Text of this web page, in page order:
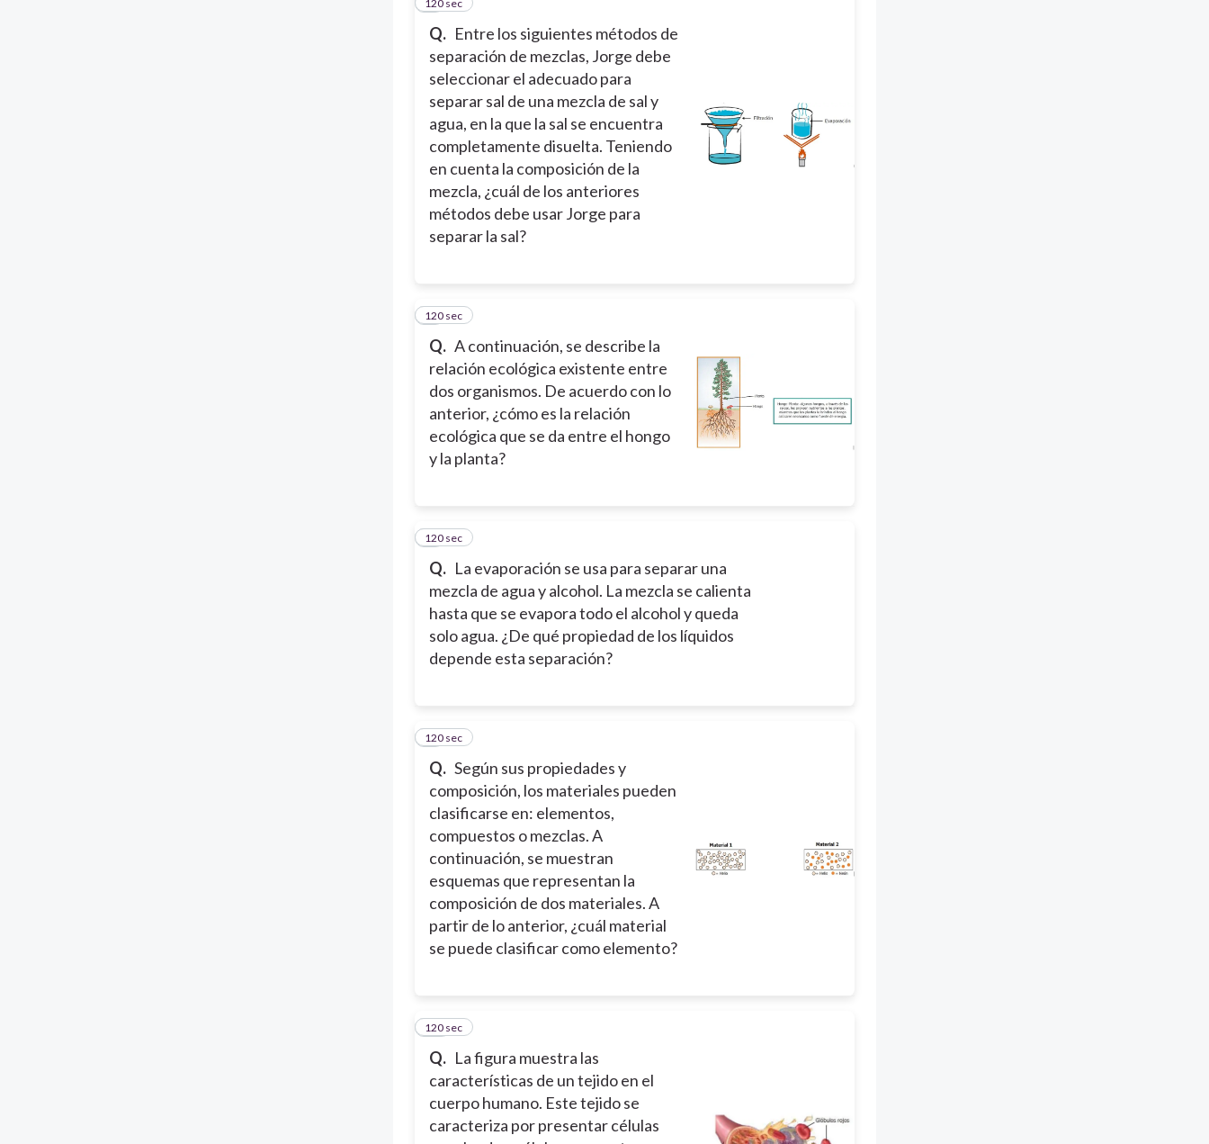
Q. Entre los siguientes métodos de
separación de mezclas, Jorge debe
seleccionar el adecuado para
separar sal de una mezcla de sal y
agua, en la que la sal se encuentra
completamente disuelta. Teniendo
en cuenta la composición de la
mezcla, ¿cuál de los anteriores
métodos debe usar Jorge para
separar la sal?
6
120 sec
Q. A continuación, se describe la
relación ecológica existente entre
dos organismos. De acuerdo con lo
anterior, ¿cómo es la relación
ecológica que se da entre el hongo
y la planta?
7
120 sec
Q. La evaporación se usa para separar una
mezcla de agua y alcohol. La mezcla se calienta
hasta que se evapora todo el alcohol y queda
solo agua. ¿De qué propiedad de los líquidos
depende esta separación?
8
120 sec
Q. Según sus propiedades y
composición, los materiales pueden
clasificarse en: elementos,
compuestos o mezclas. A
continuación, se muestran
esquemas que representan la
composición de dos materiales. A
partir de lo anterior, ¿cuál material
se puede clasificar como elemento?
9
120 sec
Q. La figura muestra las
características de un tejido en el
cuerpo humano. Este tejido se
caracteriza por presentar células
10
120 sec